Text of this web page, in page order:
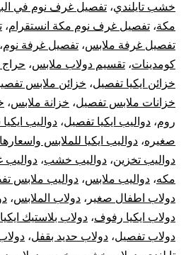
خشب تايلندي، تفصيل غرف نوم في
مكة، تفصيل غرف نوم مكة انستقرام،
تفصيل غرفة ملابس، تفصيل غرفة نوم،
كومدينات، تقسيم دولاب ملابس،
خزائن ايكيا تفصيل، خزائن ملابس
خزانات ملابس تفصيل، خزانة ملابس،
روم، دواليب ايكيا تفصيل، دواليب
صغيره، دواليب ايكيا للملابس واسعارها
دواليب تخزين، دواليب خشب،
مكه، دواليب ملابس، دواليب ملابس
دولاب اطفال صغير ، دولاب الملابس،
دولاب ايكيا رفوف، دولاب بلاستيك ايكيا
دولاب تفصيل، دولاب حديد بقفل،